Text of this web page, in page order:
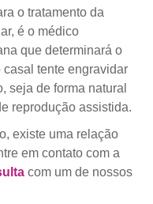
o tratamento da
é o médico
que determinará o
tente engravidar
seja de forma natural
reprodução assistida.
existe uma relação
em contato com a
com um de nossos